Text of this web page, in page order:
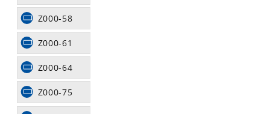
Z000-58
Z000-61
Z000-64
Z000-75